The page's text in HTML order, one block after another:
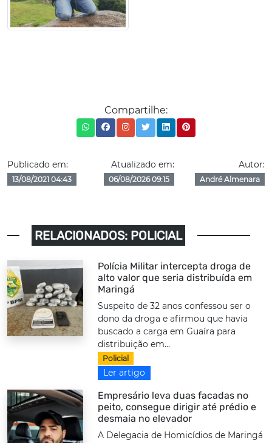
Compartilhe:
Publicado em:
13/08/2021 04:43
Atualizado em:
06/08/2026 09:15
Autor:
André Almenara
RELACIONADOS: POLICIAL
Polícia Militar intercepta droga de
alto valor que seria distribuída em
Maringá
Suspeito de 32 anos confessou ser o
dono da droga e afirmou que havia
buscado a carga em Guaíra para
distribuição em...
Policial
Ler artigo
Empresário leva duas facadas no
peito, consegue dirigir até prédio e
desmaia no elevador
A Delegacia de Homicídios de Maringá